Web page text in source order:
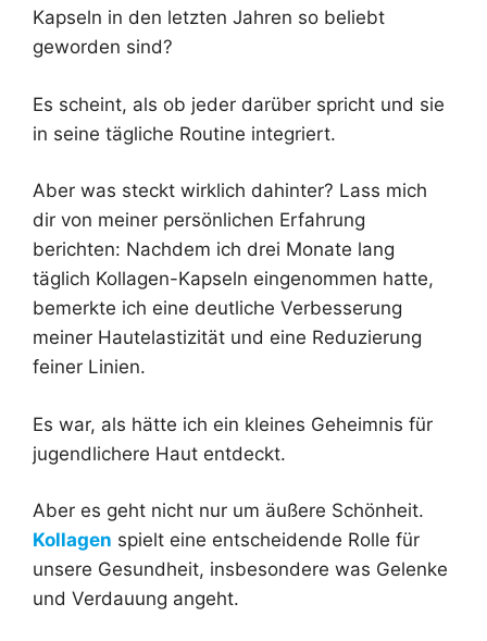
Kapseln in den letzten Jahren so beliebt
geworden sind?
Es scheint, als ob jeder darüber spricht und sie
in seine tägliche Routine integriert.
Aber was steckt wirklich dahinter? Lass mich
dir von meiner persönlichen Erfahrung
berichten: Nachdem ich drei Monate lang
täglich Kollagen-Kapseln eingenommen hatte,
bemerkte ich eine deutliche Verbesserung
meiner Hautelastizität und eine Reduzierung
feiner Linien.
Es war, als hätte ich ein kleines Geheimnis für
jugendlichere Haut entdeckt.
Aber es geht nicht nur um äußere Schönheit.
Kollagen spielt eine entscheidende Rolle für
unsere Gesundheit, insbesondere was Gelenke
und Verdauung angeht.